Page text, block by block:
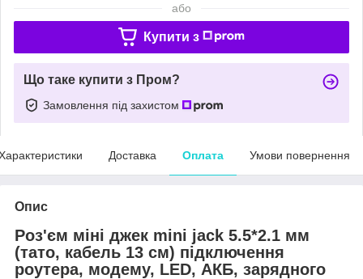
або
Купити з
Що таке купити з Пром?
Замовлення під захистом
Доставка Оплата Умови повернення
Опис
Роз'єм міні джек mini jack 5.5*2.1 мм
(тато, кабель 13 см) підключення
роутера, модему, LED, АКБ, зарядного